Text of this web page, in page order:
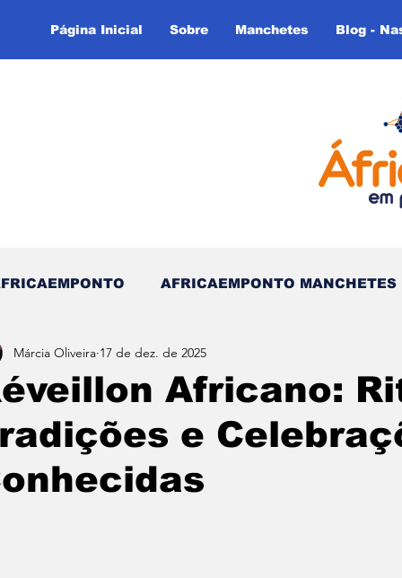
Página Inicial Sobre Manchetes Blog -
AFRICAEMPONTO MANCHETES
do Tempo - (Blog) Nas linhas do Tempo (Blog -
Africano:
e
Márcia Oliveira 17 de dez. de 2025